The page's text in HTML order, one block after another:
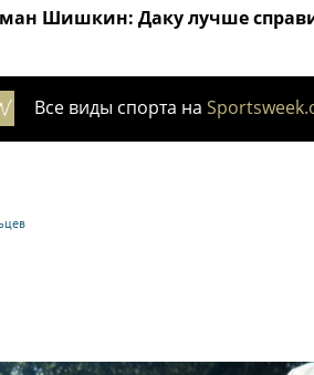
Шишкин: Даку лучше
Все виды спорта на